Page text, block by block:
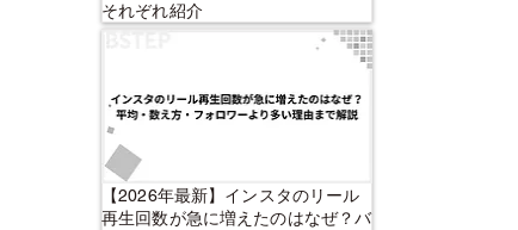
それぞれ紹介
【2026年最新】インスタのリール
再生回数が急に増えたのはなぜ？バ